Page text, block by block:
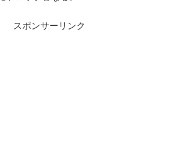
スポンサーリンク